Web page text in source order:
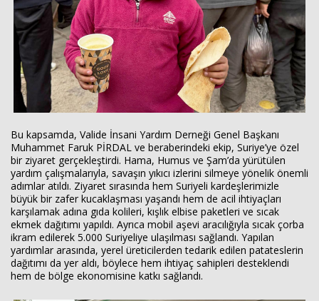
Bu kapsamda, Valide İnsani Yardım Derneği Genel Başkanı
Muhammet Faruk PİRDAL ve beraberindeki ekip, Suriye’ye özel
bir ziyaret gerçekleştirdi. Hama, Humus ve Şam’da yürütülen
yardım çalışmalarıyla, savaşın yıkıcı izlerini silmeye yönelik önemli
adımlar atıldı. Ziyaret sırasında hem Suriyeli kardeşlerimizle
büyük bir zafer kucaklaşması yaşandı hem de acil ihtiyaçları
karşılamak adına gıda kolileri, kışlık elbise paketleri ve sıcak
ekmek dağıtımı yapıldı. Ayrıca mobil aşevi aracılığıyla sıcak çorba
ikram edilerek 5.000 Suriyeliye ulaşılması sağlandı. Yapılan
yardımlar arasında, yerel üreticilerden tedarik edilen patateslerin
dağıtımı da yer aldı, böylece hem ihtiyaç sahipleri desteklendi
hem de bölge ekonomisine katkı sağlandı.